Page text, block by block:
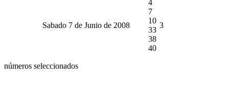
Sabado 7 de Junio de 2008
4
7
10
33
38
40
3
números seleccionados